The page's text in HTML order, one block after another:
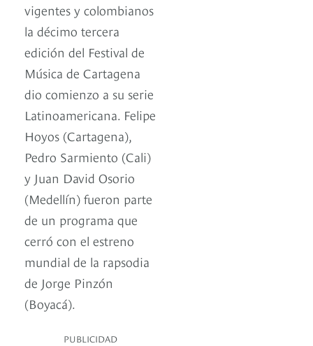
vigentes y colombianos
la décimo tercera
edición del Festival de
Música de Cartagena
dio comienzo a su serie
Latinoamericana. Felipe
Hoyos (Cartagena),
Pedro Sarmiento (Cali)
y Juan David Osorio
(Medellín) fueron parte
de un programa que
cerró con el estreno
mundial de la rapsodia
de Jorge Pinzón
(Boyacá).
PUBLICIDAD